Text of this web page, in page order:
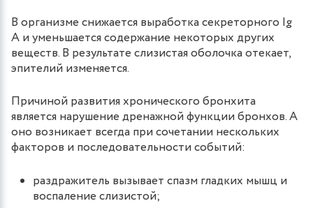
В организме снижается выработка секреторного Ig
A и уменьшается содержание некоторых других
веществ. В результате слизистая оболочка отекает,
эпителий изменяется.
Причиной развития хронического бронхита
является нарушение дренажной функции бронхов. А
оно возникает всегда при сочетании нескольких
факторов и последовательности событий:
раздражитель вызывает спазм гладких мышц и
воспаление слизистой;